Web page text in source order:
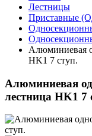
Лестницы
Приставные
Алюминиевая
HK1 7 ступ.
Алюминиевая
лестница HK1 7